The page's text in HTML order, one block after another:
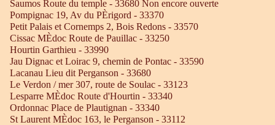
Saumos Route du temple - 33680 Non encore ouverte
Pompignac 19, Av du PÈrigord - 33370
Petit Palais et Cornemps 2, Bois Redons - 33570
Cissac MÈdoc Route de Pauillac - 33250
Hourtin Garthieu - 33990
Jau Dignac et Loirac 9, chemin de Pontac - 33590
Lacanau Lieu dit Perganson - 33680
Le Verdon / mer 307, route de Soulac - 33123
Lesparre MÈdoc Route d'Hourtin - 33340
Ordonnac Place de Plautignan - 33340
St Laurent MÈdoc 163, le Perganson - 33112